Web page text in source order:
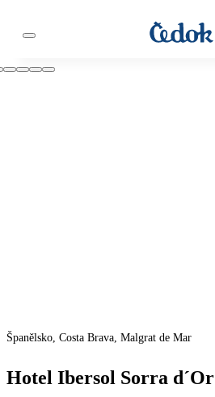
Španělsko, Costa Brava, Malgrat de Mar
Hotel Ibersol Sorra d´Or